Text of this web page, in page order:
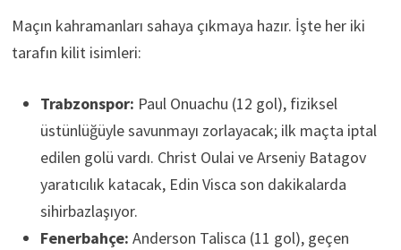
Maçın kahramanları sahaya çıkmaya hazır. İşte her iki
tarafın kilit isimleri:
Trabzonspor: Paul Onuachu (12 gol), fiziksel
üstünlüğüyle savunmayı zorlayacak; ilk maçta iptal
edilen golü vardı. Christ Oulai ve Arseniy Batagov
yaratıcılık katacak, Edin Visca son dakikalarda
sihirbazlaşıyor.
Fenerbahçe: Anderson Talisca (11 gol), geçen